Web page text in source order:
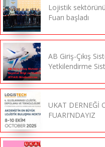
Lojistik
Fuarı başladı
AB Giriş-Çıkış
Yetkilendirme
UKAT DERNEĞİ
FUARI’NDAYIZ